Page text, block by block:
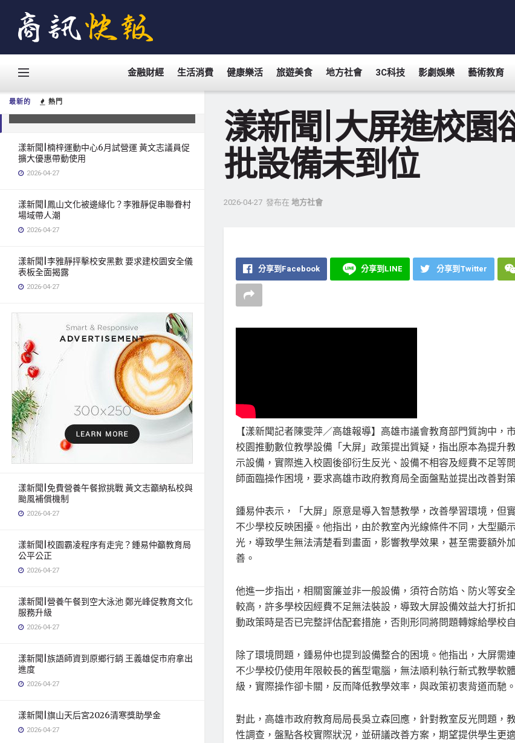
最新的 熱門
漾新聞|大屏進校園卻反光難用 鍾易仲
批設備未到位
漾新聞|楠梓運動中心6月試營運 黃文志議員促
擴大優惠帶動使用
2026-04-27
漾新聞|鳳山文化被邊緣化？李雅靜促串聯眷村
場域帶人潮
2026-04-27
漾新聞|李雅靜抨擊校安黑數 要求建校園安全儀
表板全面揭露
2026-04-27
漾新聞|免費營養午餐掀挑戰 黃文志籲納私校與
颱風補償機制
2026-04-27
漾新聞|校園霸凌程序有走完？鍾易仲籲教育局
公平公正
2026-04-27
漾新聞|營養午餐到空大泳池 鄭光峰促教育文化
服務升級
2026-04-27
漾新聞|族語師資到原鄉行銷 王義雄促市府拿出
進度
2026-04-27
漾新聞|旗山天后宮2026清寒獎助學金
2026-04-27
金融財經 生活消費 健康樂活 旅遊美食 地方社會 3C科技 影劇娛樂 藝術教育
漾新聞|大屏進校園
批設備未到位
2026-04-27 發布在 地方社會
分享到Facebook 分享到LINE 分享到Twitter
【漾新聞記者陳雯萍／高雄報導】高雄市議會教育部門質詢中，
校園推動數位教學設備「大屏」政策提出質疑，指出原本為提升
示設備，實際進入校園後卻衍生反光、設備不相容及經費不足等
師面臨操作困境，要求高雄市政府教育局全面盤點並提出改善對
鍾易仲表示，「大屏」原意是導入智慧教學，改善學習環境，但
不少學校反映困擾。他指出，由於教室內光線條件不同，大型顯
光，導致學生無法清楚看到畫面，影響教學效果，甚至需要額外
善。
他進一步指出，相關窗簾並非一般設備，須符合防焰、防火等安
較高，許多學校因經費不足無法裝設，導致大屏設備效益大打折
動政策時是否已完整評估配套措施，否則形同將問題轉嫁給學校
除了環境問題，鍾易仲也提到設備整合的困境。他指出，大屏需
不少學校仍使用年限較長的舊型電腦，無法順利執行新式教學軟
級，實際操作卻卡關，反而降低教學效率，與政策初衷背道而馳。
對此，高雄市政府教育局局長吳立森回應，針對教室反光問題，
性調查，盤點各校實際狀況，並研議改善方案，期望提供學生更